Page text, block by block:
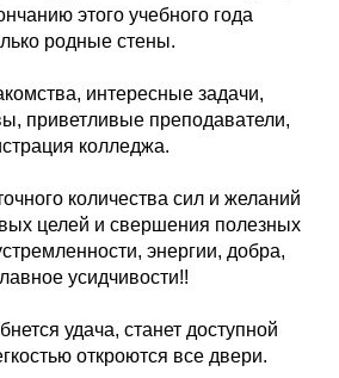
этого учебного года
родные стены.
интересные задачи,
приветливые преподаватели,
колледжа.
количества сил и желаний
целей и свершения полезных
энергии, добра,
усидчивости!!
удача, станет доступной
откроются все двери.